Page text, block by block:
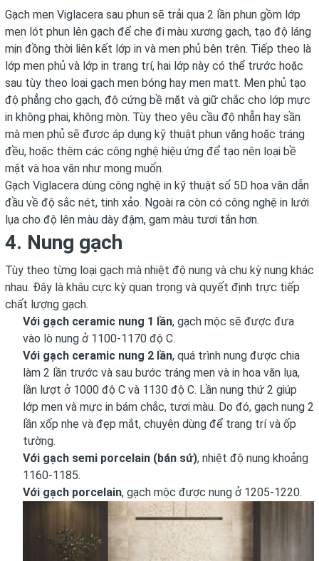
Gạch men Viglacera sau phun sẽ trải qua 2 lần phun gồm lớp
men lót phun lên gạch để che đi màu xương gạch, tạo độ láng
mịn đồng thời liên kết lớp in và men phủ bên trên. Tiếp theo là
lớp men phủ và lớp in trang trí, hai lớp này có thể trước hoặc
sau tùy theo loại gạch men bóng hay men matt. Men phủ tạo
độ phẳng cho gạch, độ cứng bề mặt và giữ chắc cho lớp mực
in không phai, không mòn. Tùy theo yêu cầu độ nhẵn hay sần
mà men phủ sẽ được áp dụng kỹ thuật phun văng hoặc tráng
đều, hoặc thêm các công nghệ hiệu ứng để tạo nên loại bề
mặt và hoa văn như mong muốn.
Gạch Viglacera dùng công nghệ in kỹ thuật số 5D hoa văn dẫn
đầu về độ sắc nét, tinh xảo. Ngoài ra còn có công nghệ in lưới
lụa cho độ lên màu dày đậm, gam màu tươi tắn hơn.
4. Nung gạch
Tùy theo từng loại gạch mà nhiệt độ nung và chu kỳ nung khác
nhau. Đây là khâu cực kỳ quan trọng và quyết định trực tiếp
chất lượng gạch.
Với gạch ceramic nung 1 lần, gạch mộc sẽ được đưa
vào lò nung ở 1100-1170 độ C.
Với gạch ceramic nung 2 lần, quá trình nung được chia
làm 2 lần trước và sau bước tráng men và in hoa văn lụa,
lần lượt ở 1000 độ C và 1130 độ C. Lần nung thứ 2 giúp
lớp men và mực in bám chắc, tươi màu. Do đó, gạch nung 2
lần xốp nhẹ và đẹp mắt, chuyên dùng để trang trí và ốp
tường.
Với gạch semi porcelain (bán sứ), nhiệt độ nung khoảng
1160-1185.
Với gạch porcelain, gạch mộc được nung ở 1205-1220.